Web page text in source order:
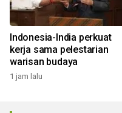
Indonesia-India perkuat
kerja sama pelestarian
warisan budaya
1 jam lalu